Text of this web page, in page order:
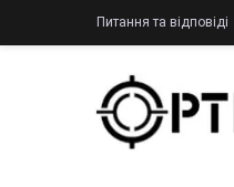
Питання та відповіді